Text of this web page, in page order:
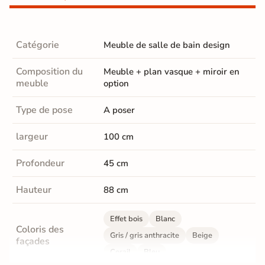
Catégorie Meuble de salle de bain design
Composition du
meuble
Meuble + plan vasque + miroir en
option
Type de pose A poser
largeur 100 cm
Profondeur 45 cm
Hauteur 88 cm
Coloris des
façades
Effet bois
Blanc
Gris / gris anthracite
Beige
Corail
Bleu